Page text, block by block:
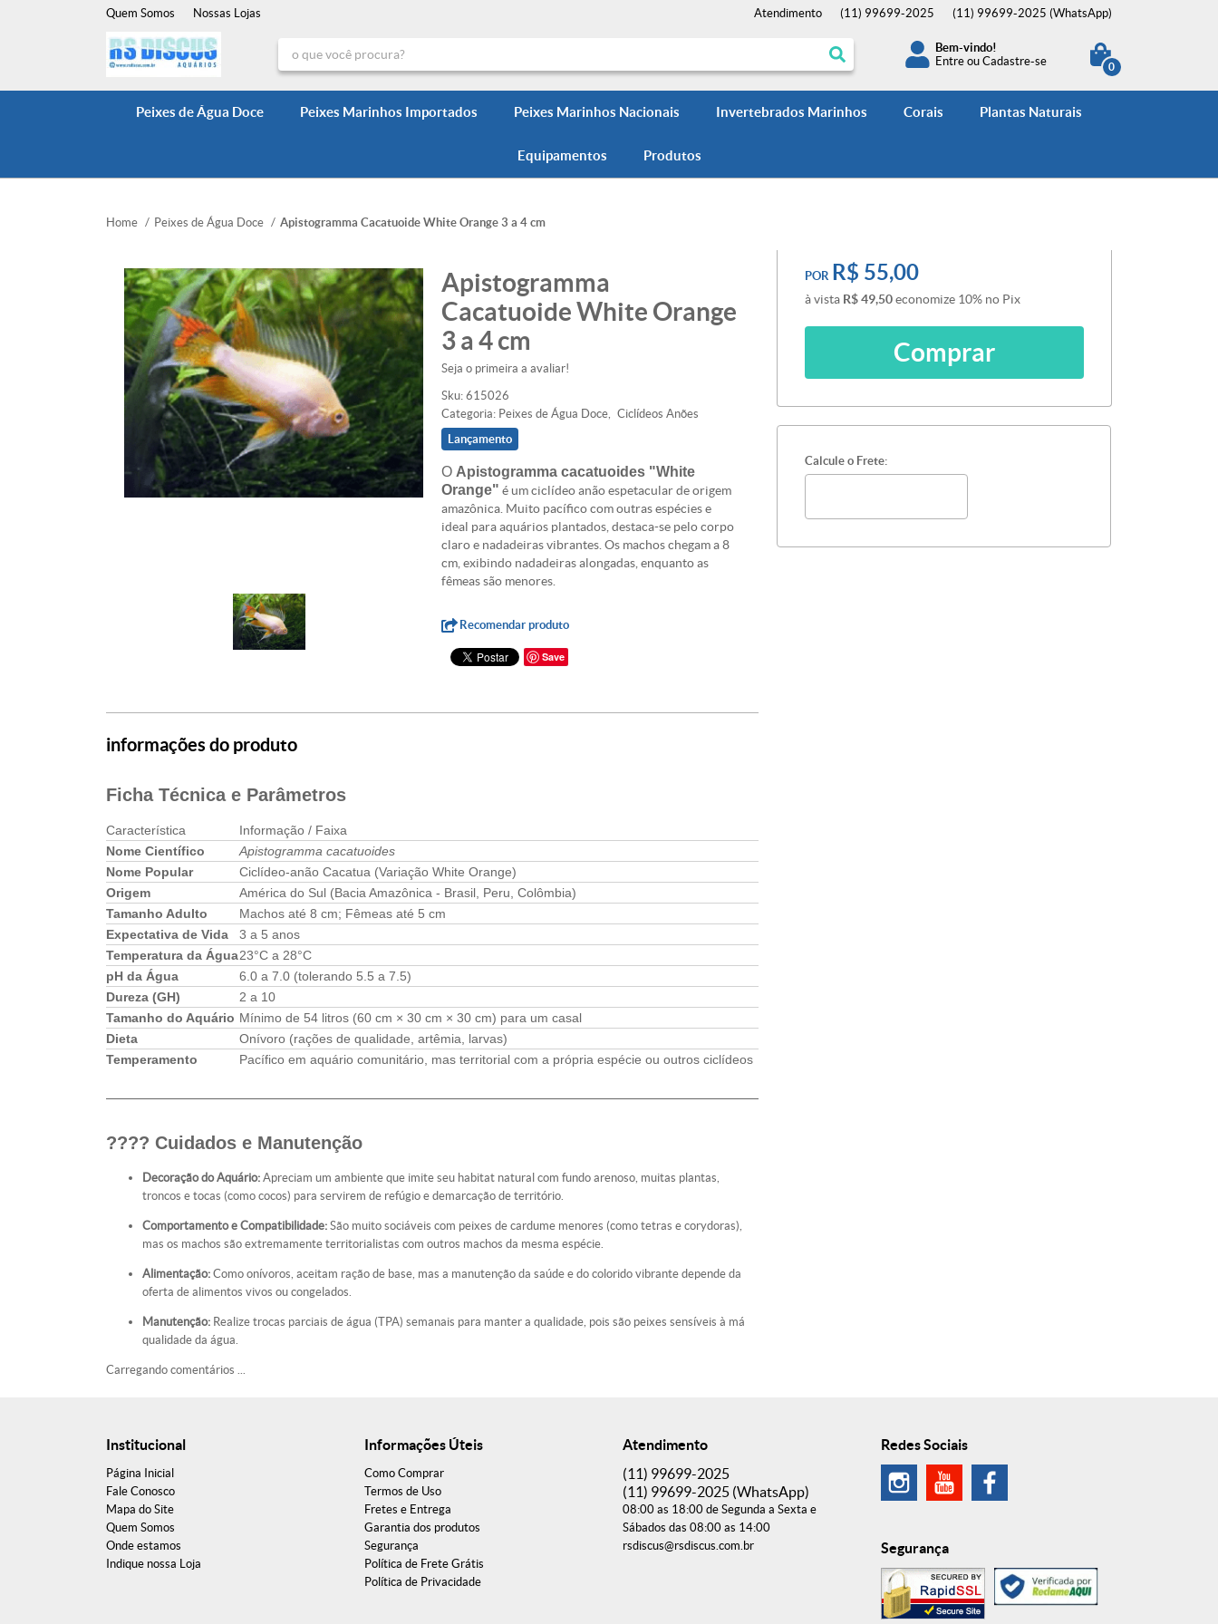
Quem Somos Nossas Lojas Atendimento (11) 99699-2025 (11) 99699-2025 (WhatsApp)
Bem-vindo!
Entre ouCadastre-se 0
Peixes de Água Doce Peixes Marinhos Importados Peixes Marinhos Nacionais Invertebrados Marinhos Corais Plantas Naturais
Equipamentos Produtos
Home Peixes de Água Doce Apistogramma Cacatuoide White Orange 3 a 4 cm
Apistogramma
Cacatuoide White Orange
3 a 4 cm
Seja o primeira a avaliar!
Sku: 615026
Categoria: Peixes de Água Doce
Ciclídeos Anões
Lançamento
O Apistogramma cacatuoides "White
Orange" é um ciclídeo anão espetacular de origem
amazônica. Muito pacífico com outras espécies e
ideal para aquários plantados, destaca-se pelo corpo
claro e nadadeiras vibrantes. Os machos chegam a 8
cm, exibindo nadadeiras alongadas, enquanto as
fêmeas são menores.
Recomendar produto
Save
POR R$ 55,00
à vista R$ 49,50economize 10% no Pix
Comprar
Calcule o Frete:
informações do produto
Ficha Técnica e Parâmetros
Característica
Informação / Faixa
Nome Científico
Apistogramma cacatuoides
Nome Popular
Ciclídeo-anão Cacatua (Variação White Orange)
Origem
América do Sul (Bacia Amazônica - Brasil, Peru, Colômbia)
Tamanho Adulto
Machos até 8 cm; Fêmeas até 5 cm
Expectativa de Vida
3 a 5 anos
Temperatura da Água23°C a 28°C
pH da Água
6.0 a 7.0 (tolerando 5.5 a 7.5)
Dureza (GH)
2 a 10
Tamanho do Aquário Mínimo de 54 litros (60 cm × 30 cm × 30 cm) para um casal
Dieta
Onívoro (rações de qualidade, artêmia, larvas)
Temperamento
Pacífico em aquário comunitário, mas territorial com a própria espécie ou outros ciclídeos
???? Cuidados e Manutenção
Decoração do Aquário: Apreciam um ambiente que imite seu habitat natural com fundo arenoso, muitas plantas,
troncos e tocas (como cocos) para servirem de refúgio e demarcação de território.
Comportamento e Compatibilidade: São muito sociáveis com peixes de cardume menores (como tetras e corydoras),
mas os machos são extremamente territorialistas com outros machos da mesma espécie.
Alimentação: Como onívoros, aceitam ração de base, mas a manutenção da saúde e do colorido vibrante depende da
oferta de alimentos vivos ou congelados.
Manutenção: Realize trocas parciais de água (TPA) semanais para manter a qualidade, pois são peixes sensíveis à má
qualidade da água.
Carregando comentários ...
Institucional
Página Inicial
Fale Conosco
Mapa do Site
Quem Somos
Onde estamos
Indique nossa Loja
Informações Úteis
Como Comprar
Termos de Uso
Fretes e Entrega
Garantia dos produtos
Segurança
Política de Frete Grátis
Política de Privacidade
Atendimento
(11) 99699-2025
(11) 99699-2025 (WhatsApp)
08:00 as 18:00 de Segunda a Sexta e
Sábados das 08:00 as 14:00
rsdiscus@rsdiscus.com.br
Redes Sociais
Segurança